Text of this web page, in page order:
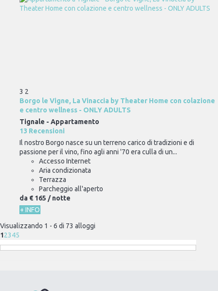
3 2
Borgo le Vigne, La Vinaccia by Theater Home con colazione
e centro wellness - ONLY ADULTS
Tignale - Appartamento
13 Recensioni
Il nostro Borgo nasce su un terreno carico di tradizioni e di
passione per il vino, fino agli anni '70 era culla di un...
Accesso Internet
Aria condizionata
Terrazza
Parcheggio all'aperto
da € 165 / notte
+ INFO
Visualizzando 1 - 6 di 73 alloggi
12345